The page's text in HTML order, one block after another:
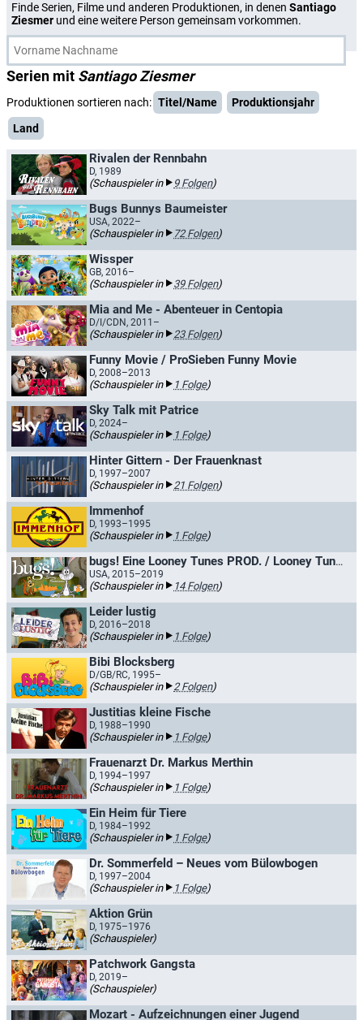
Finde Serien, Filme und anderen Produktionen, in denen Santiago
Ziesmer und eine weitere Person gemeinsam vorkommen.
Serien mit Santiago Ziesmer
Produktionen sortieren nach: Titel/Name
Produktionsjahr
Land
Rivalen der Rennbahn
D, 1989
(Schauspieler in 9 Folgen)
Bugs Bunnys Baumeister
USA, 2022–
(Schauspieler in 72 Folgen)
Wissper
GB, 2016–
(Schauspieler in 39 Folgen)
Mia and Me - Abenteuer in Centopia
D/I/CDN, 2011–
(Schauspieler in 23 Folgen)
Funny Movie / ProSieben Funny Movie
D, 2008–2013
(Schauspieler in 1 Folge)
Sky Talk mit Patrice
D, 2024–
(Schauspieler in 1 Folge)
Hinter Gittern - Der Frauenknast
D, 1997–2007
(Schauspieler in 21 Folgen)
Immenhof
D, 1993–1995
(Schauspieler in 1 Folge)
bugs! Eine Looney Tunes PROD. / Looney Tunes - Bugs!
USA, 2015–2019
(Schauspieler in 14 Folgen)
Leider lustig
D, 2016–2018
(Schauspieler in 1 Folge)
Bibi Blocksberg
D/GB/RC, 1995–
(Schauspieler in 2 Folgen)
Justitias kleine Fische
D, 1988–1990
(Schauspieler in 1 Folge)
Frauenarzt Dr. Markus Merthin
D, 1994–1997
(Schauspieler in 1 Folge)
Ein Heim für Tiere
D, 1984–1992
(Schauspieler in 1 Folge)
Dr. Sommerfeld – Neues vom Bülowbogen
D, 1997–2004
(Schauspieler in 1 Folge)
Aktion Grün
D, 1975–1976
(Schauspieler)
Patchwork Gangsta
D, 2019–
(Schauspieler)
Mozart - Aufzeichnungen einer Jugend